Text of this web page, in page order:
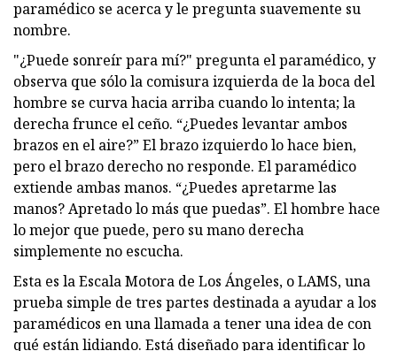
paramédico se acerca y le pregunta suavemente su
nombre.
"¿Puede sonreír para mí?" pregunta el paramédico, y
observa que sólo la comisura izquierda de la boca del
hombre se curva hacia arriba cuando lo intenta; la
derecha frunce el ceño. “¿Puedes levantar ambos
brazos en el aire?” El brazo izquierdo lo hace bien,
pero el brazo derecho no responde. El paramédico
extiende ambas manos. “¿Puedes apretarme las
manos? Apretado lo más que puedas”. El hombre hace
lo mejor que puede, pero su mano derecha
simplemente no escucha.
Esta es la Escala Motora de Los Ángeles, o LAMS, una
prueba simple de tres partes destinada a ayudar a los
paramédicos en una llamada a tener una idea de con
qué están lidiando. Está diseñado para identificar lo